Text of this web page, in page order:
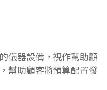
儀器設備，視作幫助顧
幫助顧客將預算配置發